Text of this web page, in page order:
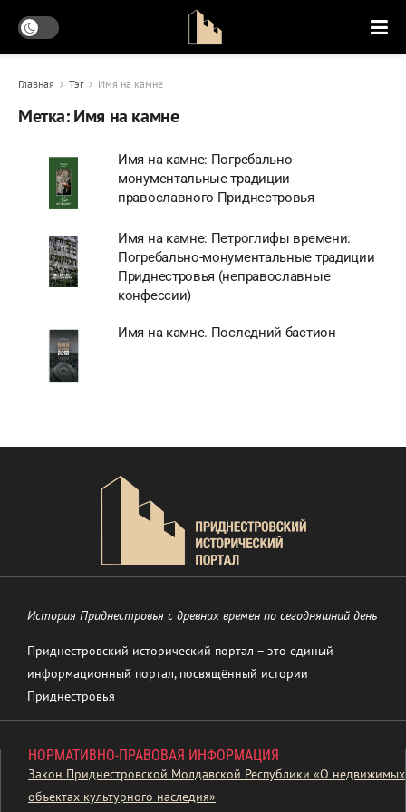
Главная Тэг Имя на камне
Метка:Имя на камне
Имя на камне: Погребально-
монументальные традиции
православного Приднестровья
Имя на камне: Петроглифы времени:
Погребально-монументальные традиции
Приднестровья (неправославные
конфессии)
Имя на камне. Последний бастион
История Приднестровья с древних времен по сегодняшний день
Приднестровский исторический портал – это единый
информационный портал, посвящённый истории
Приднестровья
НОРМАТИВНО-ПРАВОВАЯ ИНФОРМАЦИЯ
Закон Приднестровской Молдавской Республики «О недвижимых
объектах культурного наследия»